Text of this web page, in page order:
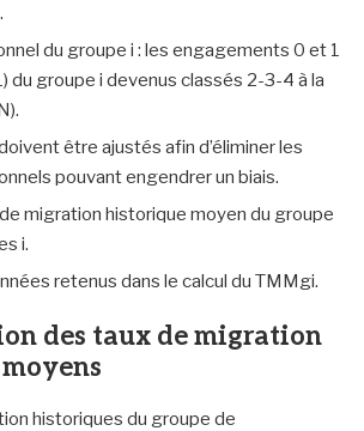
du groupe i : les engagements 0 et 1
du groupe i devenus classés 2-3-4 à la
être ajustés afin d’éliminer les
pouvant engendrer un biais.
migration historique moyen du groupe
i.
retenus dans le calcul du TMMgi.
des taux de migration
historiques du groupe de